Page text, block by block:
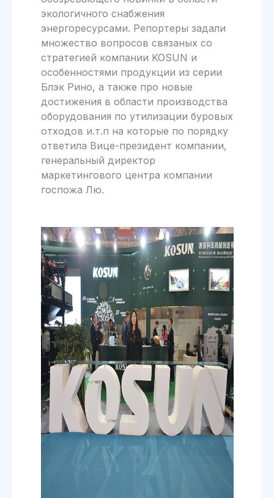
экологичного снабжения
энергоресурсами. Репортеры задали
множество вопросов связаных со
стратегией компании KOSUN и
особенностями продукции из серии
Блэк Рино, а также про новые
достижения в области производства
оборудования по утилизации буровых
отходов и.т.п на которые по порядку
ответила Вице-президент компании,
генеральный директор
маркетингового центра компании
госпожа Лю.